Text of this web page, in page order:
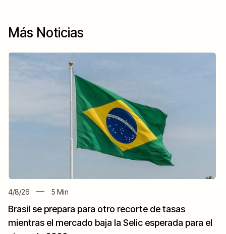
Más Noticias
4/8/26 5 Min
Brasil se prepara para otro recorte de tasas
mientras el mercado baja la Selic esperada para el